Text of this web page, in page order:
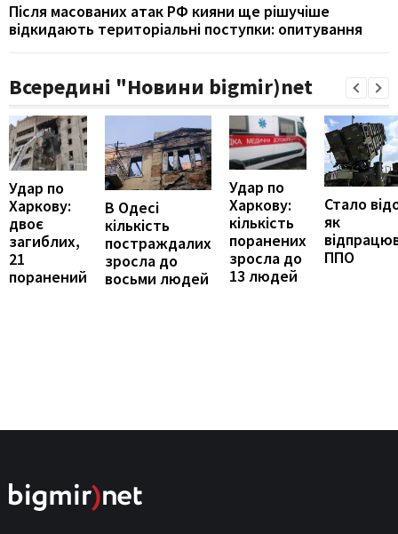
Після масованих атак РФ кияни ще рішучіше
відкидають територіальні поступки: опитування
Всередині "Новини bigmir)net
Удар по
Харкову:
двоє
загиблих,
21
поранений
В Одесі
кількість
постраждалих
зросла до
восьми людей
Удар по
Харкову:
кількість
поранених
зросла до
13 людей
Стало
як
ППО